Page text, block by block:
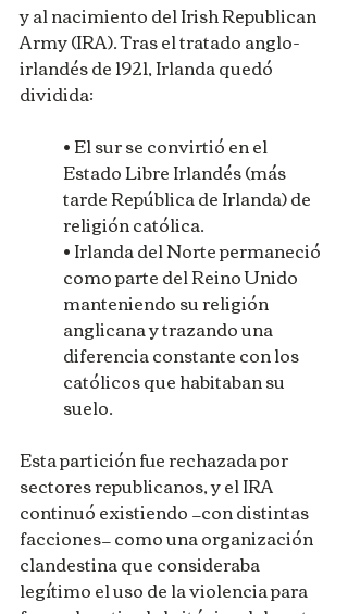
y al nacimiento del Irish Republican
Army (IRA). Tras el tratado anglo-
irlandés de 1921, Irlanda quedó
dividida:
• El sur se convirtió en el
Estado Libre Irlandés (más
tarde República de Irlanda) de
religión católica.
• Irlanda del Norte permaneció
como parte del Reino Unido
manteniendo su religión
anglicana y trazando una
diferencia constante con los
católicos que habitaban su
suelo.
Esta partición fue rechazada por
sectores republicanos, y el IRA
continuó existiendo —con distintas
facciones— como una organización
clandestina que consideraba
legítimo el uso de la violencia para